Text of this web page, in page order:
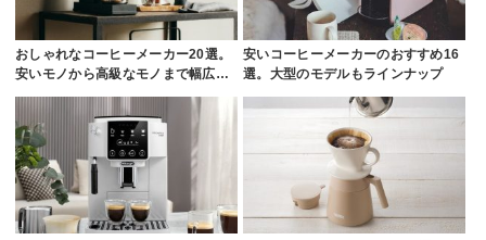
おしゃれなコーヒーメーカー20選。
安いモノから高級なモノまで幅広…
安いコーヒーメーカーのおすすめ16
選。大型のモデルもラインナップ